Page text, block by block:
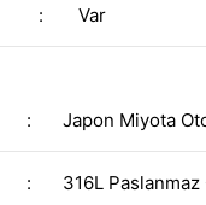
: Var
: Japon Miyota
: 316L